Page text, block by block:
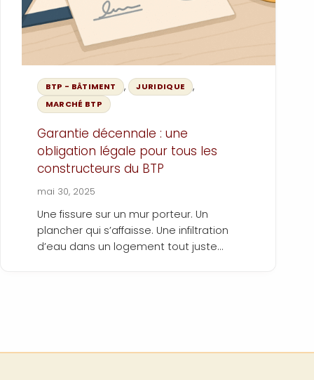
BTP - BÂTIMENT , JURIDIQUE ,
MARCHÉ BTP
Garantie décennale : une
obligation légale pour tous les
constructeurs du BTP
mai 30, 2025
Une fissure sur un mur porteur. Un
plancher qui s’affaisse. Une infiltration
d’eau dans un logement tout juste